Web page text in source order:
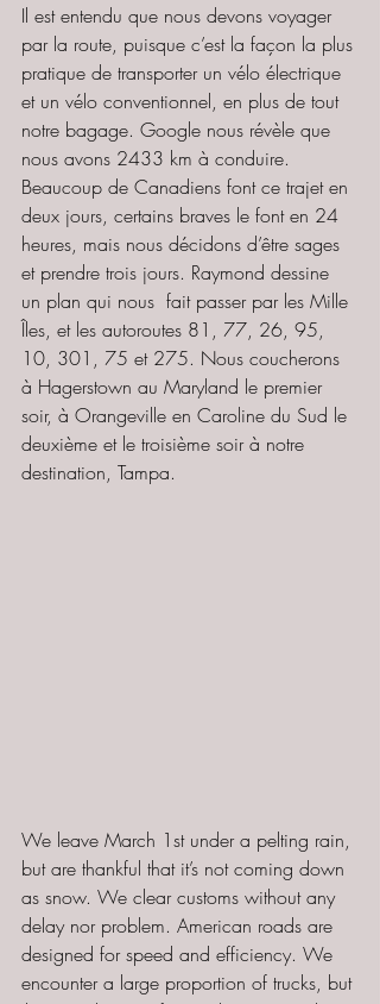
Il est entendu que nous devons voyager
par la route, puisque c’est la façon la plus
pratique de transporter un vélo électrique
et un vélo conventionnel, en plus de tout
notre bagage. Google nous révèle que
nous avons 2433 km à conduire.
Beaucoup de Canadiens font ce trajet en
deux jours, certains braves le font en 24
heures, mais nous décidons d’être sages
et prendre trois jours. Raymond dessine
un plan qui nous  fait passer par les Mille
Îles, et les autoroutes 81, 77, 26, 95,
10, 301, 75 et 275. Nous coucherons
à Hagerstown au Maryland le premier
soir, à Orangeville en Caroline du Sud le
deuxième et le troisième soir à notre
destination, Tampa.
We leave March 1st under a pelting rain,
but are thankful that it’s not coming down
as snow. We clear customs without any
delay nor problem. American roads are
designed for speed and efficiency. We
encounter a large proportion of trucks, but